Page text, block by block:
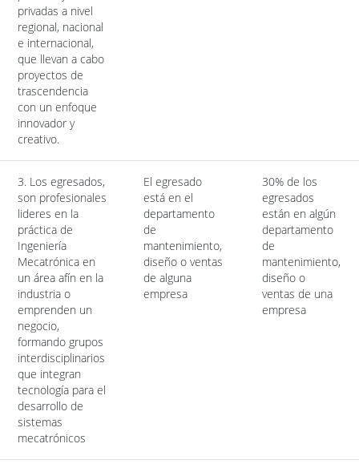
privadas a nivel
regional, nacional
e internacional,
que llevan a cabo
proyectos de
trascendencia
con un enfoque
innovador y
creativo.
3. Los egresados,
son profesionales
lideres en la
práctica de
Ingeniería
Mecatrónica en
un área afín en la
industria o
emprenden un
negocio,
formando grupos
interdisciplinarios
que integran
tecnología para el
desarrollo de
sistemas
mecatrónicos
El egresado
está en el
departamento
de
mantenimiento,
diseño o ventas
de alguna
empresa
30% de los
egresados
están en algún
departamento
de
mantenimiento,
diseño o
ventas de una
empresa